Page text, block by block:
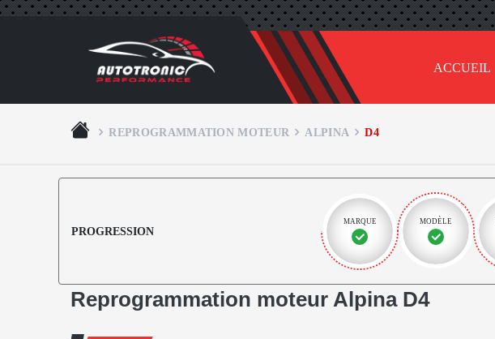
ACCUEIL
REPROGRAMMATION MOTEUR ALPINA D4
PROGRESSION
MARQUE MODÈLE
Reprogrammation moteur Alpina D4